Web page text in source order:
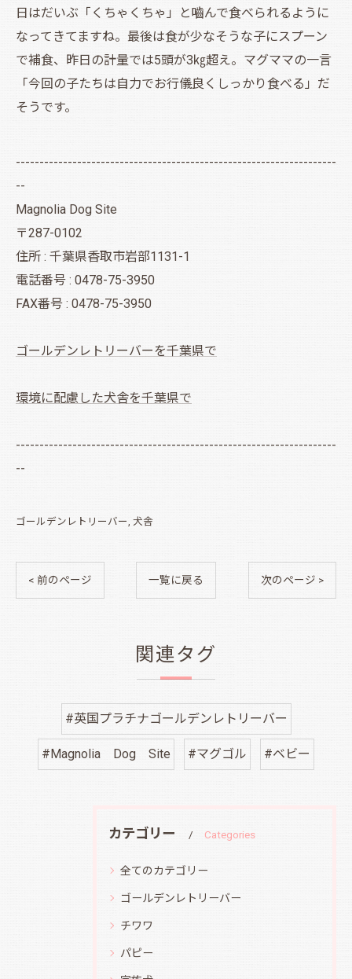
日はだいぶ「くちゃくちゃ」と嚙んで食べられるように
なってきてますね。最後は食が少なそうな子にスプーン
で補食、昨日の計量では5頭が3㎏超え。マグママの一言
「今回の子たちは自力でお行儀良くしっかり食べる」だ
そうです。
--------------------------------------------------------------------
--
Magnolia Dog Site
〒287-0102
住所 : 千葉県香取市岩部1131-1
電話番号 : 0478-75-3950
FAX番号 : 0478-75-3950
ゴールデンレトリーバーを千葉県で
環境に配慮した犬舎を千葉県で
--------------------------------------------------------------------
--
ゴールデンレトリーバー 犬舎
< 前のページ 一覧に戻る 次のページ >
関連タグ
#英国プラチナゴールデンレトリーバー
#Magnolia Dog Site #マグゴル #ベビー
カテゴリー Categories
全てのカテゴリー
ゴールデンレトリーバー
チワワ
パピー